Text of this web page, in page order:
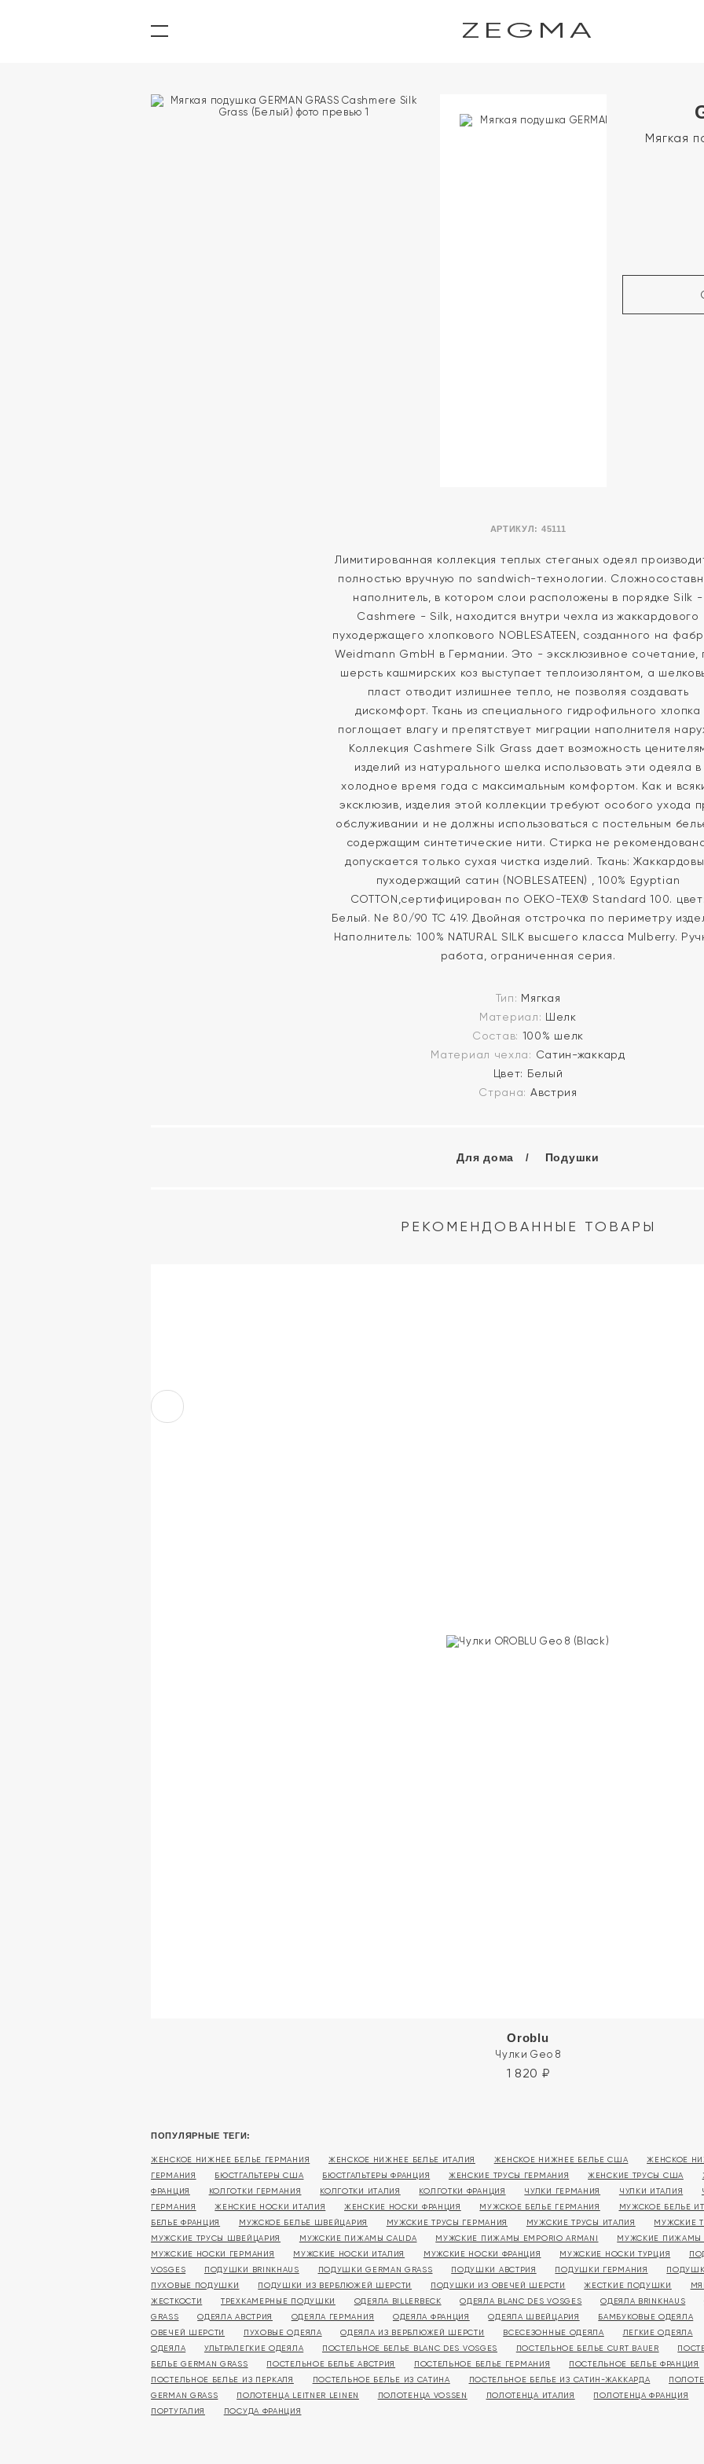
ZEGMA
Мягкая
АРТИКУЛ: 45111
Лимитированная коллекция теплых стеганых одеял
полностью вручную по sandwich-технологии.
наполнитель, в котором слои расположены в порядке Silk -
Cashmere - Silk, находится внутри чехла из жаккардового
пуходержащего хлопкового NOBLESATEEN, созданного на
Weidmann GmbH в Германии. Это - эксклюзивное сочетание,
шерсть кашмирских коз выступает теплоизолянтом, а
пласт отводит излишнее тепло, не позволяя создавать
дискомфорт. Ткань из специального гидрофильного хлопка
поглощает влагу и препятствует миграции наполнителя
Коллекция Cashmere Silk Grass дает возможность
изделий из натурального шелка использовать эти одеяла в
холодное время года с максимальным комфортом. Как и
эксклюзив, изделия этой коллекции требуют особого ухода
обслуживании и не должны использоваться с постельным
содержащим синтетические нити. Стирка не
допускается только сухая чистка изделий. Ткань:
пуходержащий сатин (NOBLESATEEN) , 100% Egyptian
COTТON,сертифицирован по OEKO-TEX® Standard 100. цвет:
Белый. Ne 80/90 TC 419. Двойная отстрочка по периметру
Наполнитель: 100% NATURAL SILK высшего класса Mulberry.
работа, ограниченная серия.
Тип: Мягкая
Материал: Шелк
Состав: 100% шелк
Материал чехла: Сатин-жаккард
Цвет: Белый
Страна: Австрия
Для дома Подушки
РЕКОМЕНДОВАННЫЕ ТОВАРЫ
Oroblu
Чулки Geo 8
1 820 ₽
ПОПУЛЯРНЫЕ ТЕГИ:
ЖЕНСКОЕ НИЖНЕЕ БЕЛЬЕ ГЕРМАНИЯ ЖЕНСКОЕ НИЖНЕЕ БЕЛЬЕ ИТАЛИЯ ЖЕНСКОЕ НИЖНЕЕ БЕЛЬЕ США ЖЕНСКОЕ
ГЕРМАНИЯ
БЮСТГАЛЬТЕРЫ США БЮСТГАЛЬТЕРЫ ФРАНЦИЯ ЖЕНСКИЕ ТРУСЫ ГЕРМАНИЯ ЖЕНСКИЕ ТРУСЫ США
ФРАНЦИЯ
КОЛГОТКИ ГЕРМАНИЯ КОЛГОТКИ ИТАЛИЯ КОЛГОТКИ ФРАНЦИЯ ЧУЛКИ ГЕРМАНИЯ ЧУЛКИ ИТАЛИЯ
ГЕРМАНИЯ
ЖЕНСКИЕ НОСКИ ИТАЛИЯ ЖЕНСКИЕ НОСКИ ФРАНЦИЯ МУЖСКОЕ БЕЛЬЕ ГЕРМАНИЯ МУЖСКОЕ БЕЛЬЕ
БЕЛЬЕ ФРАНЦИЯ
МУЖСКОЕ БЕЛЬЕ ШВЕЙЦАРИЯ МУЖСКИЕ ТРУСЫ ГЕРМАНИЯ МУЖСКИЕ ТРУСЫ ИТАЛИЯ МУЖСКИЕ
МУЖСКИЕ ТРУСЫ ШВЕЙЦАРИЯ
МУЖСКИЕ ПИЖАМЫ CALIDA МУЖСКИЕ ПИЖАМЫ EMPORIO ARMANI МУЖСКИЕ ПИЖАМЫ
МУЖСКИЕ НОСКИ ГЕРМАНИЯ
МУЖСКИЕ НОСКИ ИТАЛИЯ МУЖСКИЕ НОСКИ ФРАНЦИЯ МУЖСКИЕ НОСКИ ТУРЦИЯ
VOSGES
ПОДУШКИ BRINKHAUS ПОДУШКИ GERMAN GRASS ПОДУШКИ АВСТРИЯ ПОДУШКИ ГЕРМАНИЯ
ПУХОВЫЕ ПОДУШКИ
ПОДУШКИ ИЗ ВЕРБЛЮЖЕЙ ШЕРСТИ ПОДУШКИ ИЗ ОВЕЧЕЙ ШЕРСТИ ЖЕСТКИЕ ПОДУШКИ
ЖЕСТКОСТИ
ТРЕХКАМЕРНЫЕ ПОДУШКИ ОДЕЯЛА BILLERBECK ОДЕЯЛА BLANC DES VOSGES ОДЕЯЛА BRINKHAUS
GRASS
ОДЕЯЛА АВСТРИЯ ОДЕЯЛА ГЕРМАНИЯ ОДЕЯЛА ФРАНЦИЯ ОДЕЯЛА ШВЕЙЦАРИЯ БАМБУКОВЫЕ ОДЕЯЛА
ОВЕЧЕЙ ШЕРСТИ
ПУХОВЫЕ ОДЕЯЛА ОДЕЯЛА ИЗ ВЕРБЛЮЖЕЙ ШЕРСТИ ВСЕСЕЗОННЫЕ ОДЕЯЛА ЛЕГКИЕ ОДЕЯЛА
ОДЕЯЛА
УЛЬТРАЛЕГКИЕ ОДЕЯЛА ПОСТЕЛЬНОЕ БЕЛЬЕ BLANC DES VOSGES ПОСТЕЛЬНОЕ БЕЛЬЕ CURT BAUER
БЕЛЬЕ GERMAN GRASS
ПОСТЕЛЬНОЕ БЕЛЬЕ АВСТРИЯ ПОСТЕЛЬНОЕ БЕЛЬЕ ГЕРМАНИЯ ПОСТЕЛЬНОЕ БЕЛЬЕ ФРАНЦИЯ
ПОСТЕЛЬНОЕ БЕЛЬЕ ИЗ ПЕРКАЛЯ
ПОСТЕЛЬНОЕ БЕЛЬЕ ИЗ САТИНА ПОСТЕЛЬНОЕ БЕЛЬЕ ИЗ САТИН-ЖАККАРДА
GERMAN GRASS
ПОЛОТЕНЦА LEITNER LEINEN ПОЛОТЕНЦА VOSSEN ПОЛОТЕНЦА ИТАЛИЯ ПОЛОТЕНЦА ФРАНЦИЯ
ПОРТУГАЛИЯ
ПОСУДА ФРАНЦИЯ